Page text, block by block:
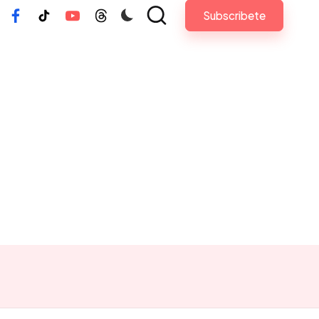
FacebookTiktokYoutubeThreads Subscribete